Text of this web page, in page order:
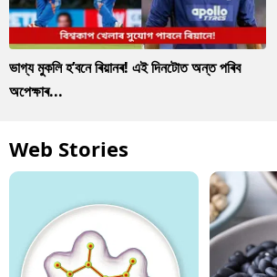
ভাগ্য মুকলি হ’বনে ৰিয়ানৰ! এই দিনটোত অন্ত পৰিব
অপেক্ষাৰ...
Web Stories